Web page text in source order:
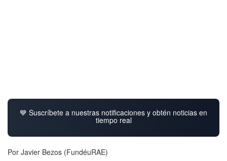
💙 Suscríbete a nuestras notificaciones y obtén noticias en
tiempo real
Por Javier Bezos (FundéuRAE)